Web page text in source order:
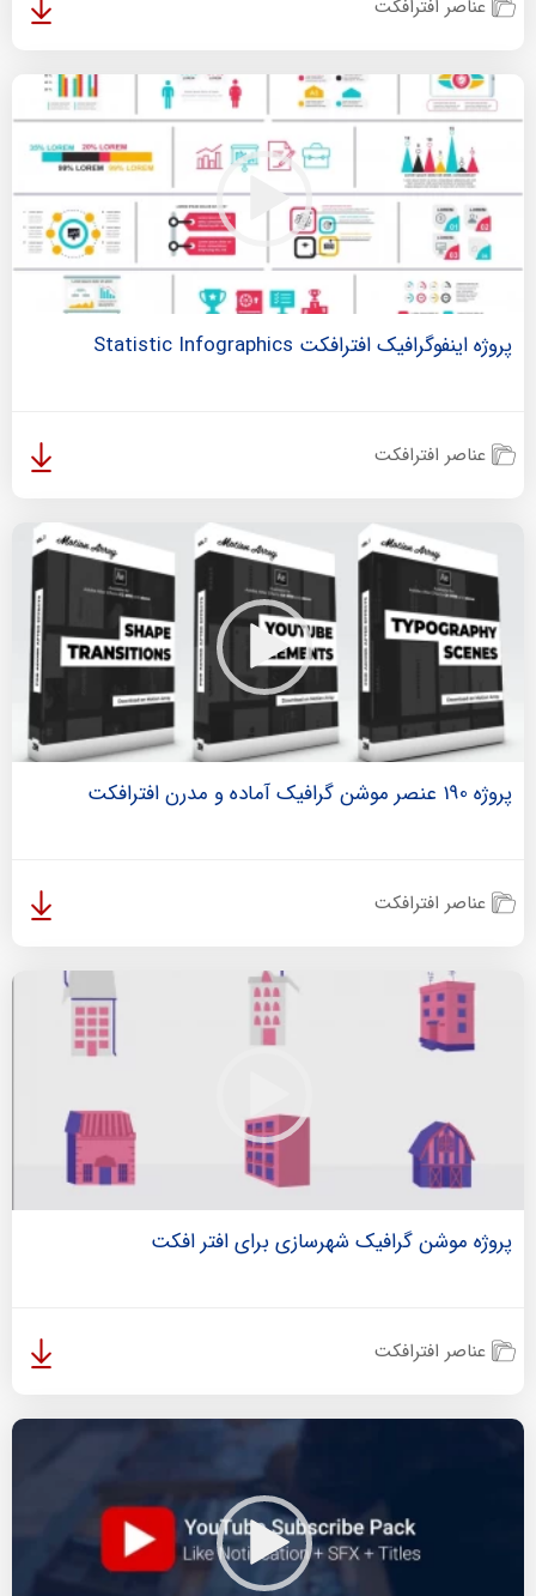
عناصر افترافکت
پروژه اینفوگرافیک افترافکت Statistic Infographics
عناصر افترافکت
پروژه 190 عنصر موشن گرافیک آماده و مدرن افترافکت
عناصر افترافکت
پروژه موشن گرافیک شهرسازی برای افتر افکت
عناصر افترافکت